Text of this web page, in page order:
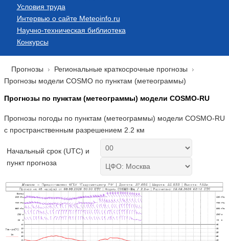
Условия труда
Интервью о сайте Meteoinfo.ru
Научно-техническая библиотека
Конкурсы
Прогнозы
Региональные краткосрочные прогнозы
Прогнозы модели COSMO по пунктам (метеограммы)
Прогнозы по пунктам (метеограммы) модели COSMO-RU
Прогнозы погоды по пунктам (метеограммы) модели COSMO-RU
с пространственным разрешением 2.2 км
Начальный срок (UTC) и
пункт прогноза